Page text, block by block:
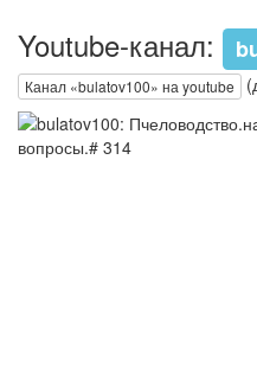
Youtube-канал:
Канал «bulatov100» на youtube